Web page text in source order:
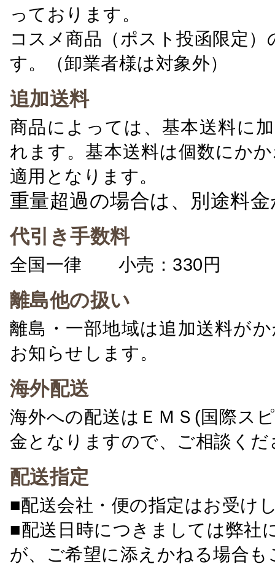
っております。
コスメ商品（ポスト投函限定
す。（卸業者様は対象外）
追加送料
商品によっては、基本送料に
れます。基本送料は個数にか
適用となります。
重量超過の場合は、別途料
代引き手数料
全国一律 小売：330円 卸
離島他の扱い
離島・一部地域は追加送料が
お知らせします。
海外配送
海外への配送はＥＭＳ(国際ス
金となりますので、ご相談くだ
配送指定
■配送会社・便の指定はお受け
■配送日時につきましては弊社
が、ご希望に添えかねる場合